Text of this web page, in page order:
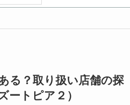
る？取り扱い店舗の探
ートピア２）